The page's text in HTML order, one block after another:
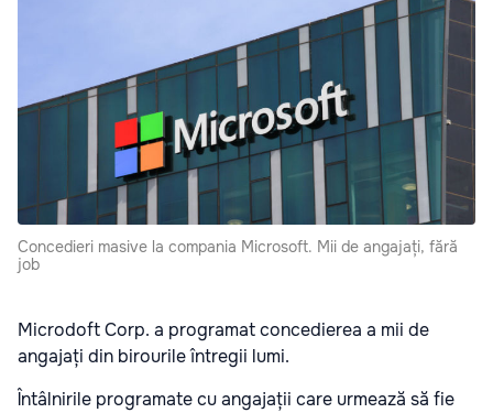
Concedieri masive la compania Microsoft. Mii de angajați, fără
job
Microdoft Corp. a programat concedierea a mii de
angajați din birourile întregii lumi.
Întâlnirile programate cu angajații care urmează să fie